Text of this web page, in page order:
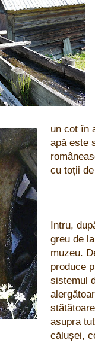
un cot în
apă este
cu toții
Intru,
greu de
muzeu.
produce
sistemul
asupra
călușei,